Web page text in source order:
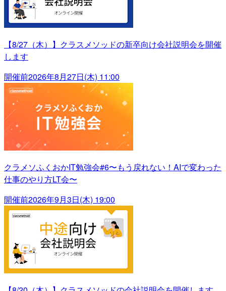
【8/27（木）】クラスメソッドの新卒向け会社説明会を開催
します
開催前2026年8月27日(木) 11:00
クラメソふくおかIT勉強会#6〜もう戻れない！AIで変わった
仕事のやり方LT会〜
開催前2026年9月3日(木) 19:00